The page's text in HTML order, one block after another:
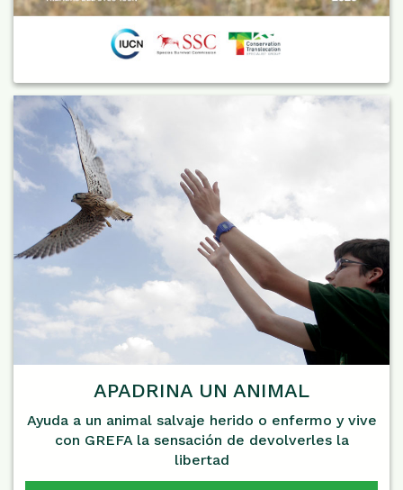
APADRINA UN ANIMAL
Ayuda a un animal salvaje herido o enfermo y vive
con GREFA la sensación de devolverles la
libertad